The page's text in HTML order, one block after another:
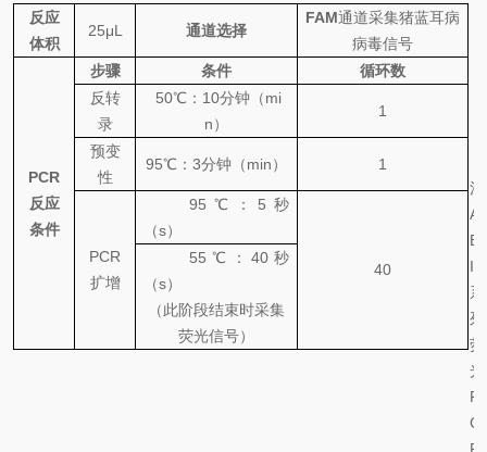
反应
体积
25μL 通道选择
FAM通道采集猪蓝耳病
病毒信号
PCR
反应
条件
步骤 条件
循环数
反转
录
50℃ ： 10分钟（mi
n）
1
预变
性
95℃ ： 3分钟（min） 1
PCR
扩增
95 ℃ ： 5 秒
（s）
40
55 ℃ ：40 秒
（s）
（此阶段结束时采集
荧光信号）
A
B
I
系
列
荧
光
P
C